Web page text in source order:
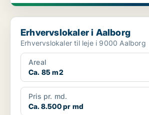
Erhvervslokaler i Aalborg
Erhvervslokaler i Aalborg
Erhvervslokaler til leje i 9000 Aalborg
Areal
Ca. 85 m2
Pris pr. md.
Ca. 8.500 pr md